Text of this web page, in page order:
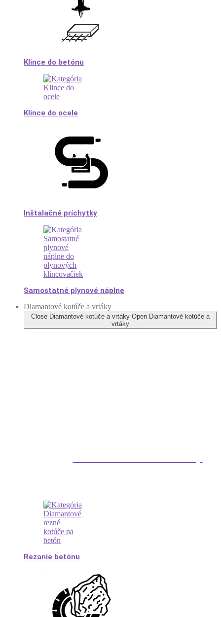
Klince do betónu
Klince do ocele
Inštalačné príchytky
Samostatné plynové náplne
Diamantové kotúče a vrtáky
Close Diamantové kotúče a vrtáky Open Diamantové kotúče a
vrtáky
Rezanie betónu